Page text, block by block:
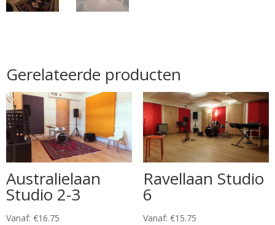
Gerelateerde producten
Australielaan
Studio 2-3
Vanaf: €16.75
Ravellaan Studio
6
Vanaf: €15.75